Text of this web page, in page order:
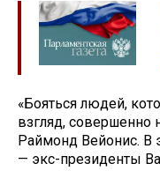
«Бояться людей,
взгляд, совершенно
Раймонд Вейонис. В
— экс-президенты